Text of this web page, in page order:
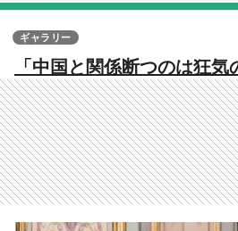
「中国と関係断つのは狂
げる“マクロン発言”のナ
験”から見える自信
ギャラリー